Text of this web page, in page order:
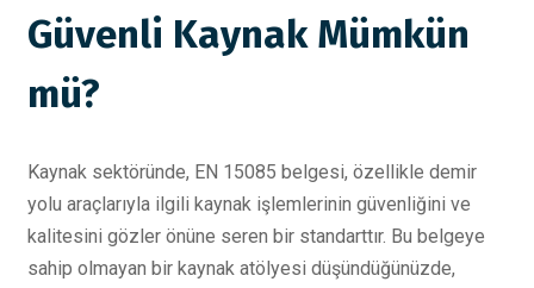
Güvenli Kaynak Mümkün
mü?
Kaynak sektöründe, EN 15085 belgesi, özellikle demir
yolu araçlarıyla ilgili kaynak işlemlerinin güvenliğini ve
kalitesini gözler önüne seren bir standarttır. Bu belgeye
sahip olmayan bir kaynak atölyesi düşündüğünüzde,